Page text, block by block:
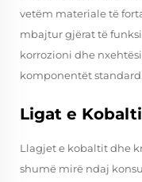
vetëm materiale të
mbajtur gjërat të
korrozioni dhe
komponentët standard.
Ligat e
Llagjet e kobaltit dhe
shumë mirë ndaj